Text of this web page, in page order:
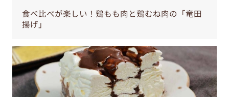
食べ比べが楽しい！鶏もも肉と鶏むね肉の「竜田
揚げ」